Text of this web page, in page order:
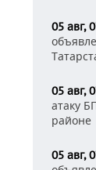
05 авг,
05 авг,
атаку
районе
05 авг,